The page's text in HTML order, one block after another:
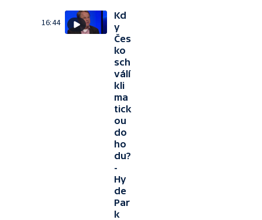
16:44
Kd
y
Čes
ko
sch
válí
kli
ma
tick
ou
do
ho
du?
-
Hy
de
Par
k